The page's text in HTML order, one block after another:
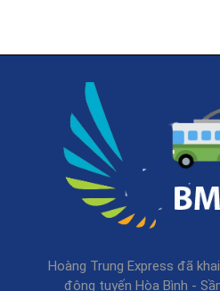
Hoàng Trung Express đã
động tuyến Hòa Bình -